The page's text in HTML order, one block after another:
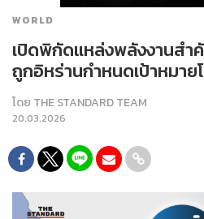
WORLD
เปิดพิกัดแหล่งพลังงานสำ
ถูกอิหร่านกำหนดเป้าหมาย
โดย THE STANDARD TEAM
20.03.2026